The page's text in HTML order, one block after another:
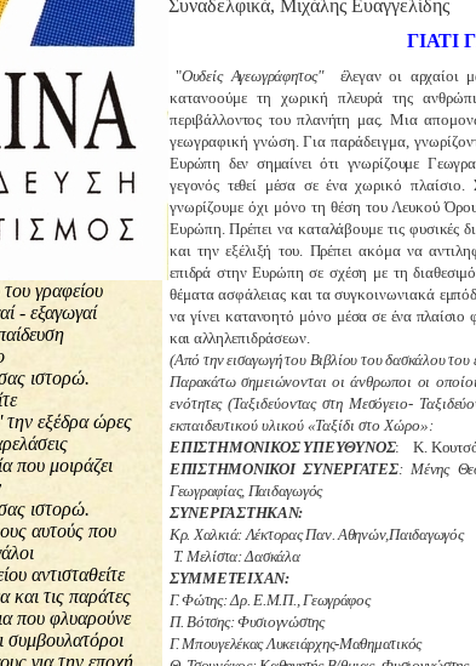
Συναδελφικά, Μιχάλης Ευαγγελίδης
ΓΙΑΤΙ
"Ουδείς Αγεωγράφητος" έλεγαν οι αρχαίοι
κατανοούμε τη χωρική πλευρά της
περιβάλλοντος του πλανήτη μας. Μια
γεωγραφική γνώση. Για παράδειγμα,
Ευρώπη δεν σημαίνει ότι γνωρίζουμε
γεγονός τεθεί μέσα σε έναχωρικό πλαίσιο.
γνωρίζουμε όχι μόνο τη θέση του Λευκού
Ευρώπη. Πρέπει να καταλάβουμε τις φυσικές
και την εξέλιξή του. Πρέπει ακόμα να
επιδρά στην Ευρώπη σε σχέση με τη
θέματα ασφάλειας και τα συγκοινωνιακά
να γίνει κατανοητό μόνο μέσα σε ένα πλαίσιο
και αλληλεπιδράσεων.
(Από την εισαγωγή του Βιβλίου του δασκάλου του
Παρακάτω σημειώνονται οι άνθρωποι οι
ενότητες (Ταξιδεύοντας στη Μεσόγειο-
εκπαιδευτικού υλικού «Ταξίδι στο Χώρο»:
ΕΠΙΣΤΗΜΟΝΙΚΟΣ ΥΠΕΥΘΥΝΟΣ: Κ.
ΕΠΙΣΤΗΜΟΝΙΚΟΙ ΣΥΝΕΡΓΑΤΕΣ: Μένης
Γεωγραφίας, Παιδαγωγός
ΣΥΝΕΡΓΑΣΤΗΚΑΝ:
Κρ. Χαλκιά: Λέκτορας Παν. Αθηνών,Παιδαγωγός
Τ. Μελίστα: Δασκάλα
ΣΥΜΜΕΤΕΙΧΑΝ:
Γ. Φώτης: Δρ. Ε.Μ.Π., Γεωγράφος
Π. Βότσης: Φυσιογνώστης
Γ. Μπουγελέκας Λυκειάρχης-Μαθηματικός